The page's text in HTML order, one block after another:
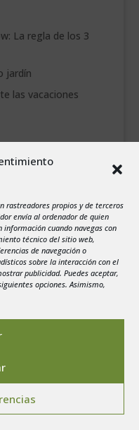
rastreadores propios y de terceros
envía al ordenador de quien
información cuando navegas con
técnico del sitio web,
de navegación o
sobre la interacción con el
publicidad. Puedes aceptar,
opciones. Asimismo,
La regla de los 3
jardín
las vacaciones
V S
7 8
9
14 15
16
21 22
23
28 29
30